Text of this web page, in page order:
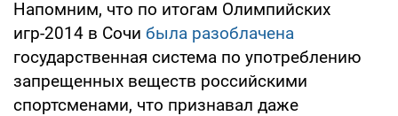
Напомним, что по итогам Олимпийских
игр-2014 в Сочи была разоблачена
государственная система по употреблению
запрещенных веществ российскими
спортсменами, что признавал даже